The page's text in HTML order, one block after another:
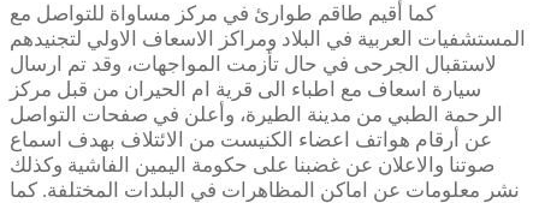
كما أقيم طاقم طوارئ في مركز مساواة للتواصل مع
المستشفيات العربية في البلاد ومراكز الاسعاف الاولي لتجنيدهم
لاستقبال الجرحى في حال تأزمت المواجهات، وقد تم ارسال
سيارة اسعاف مع اطباء الى قرية ام الحيران من قبل مركز
الرحمة الطبي من مدينة الطيرة، وأعلن في صفحات التواصل
عن أرقام هواتف اعضاء الكنيست من الائتلاف بهدف اسماع
صوتنا والاعلان عن غضبنا على حكومة اليمين الفاشية وكذلك
نشر معلومات عن اماكن المظاهرات في البلدات المختلفة. كما